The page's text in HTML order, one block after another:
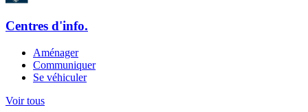
Centres d'info.
Aménager
Communiquer
Se véhiculer
Voir tous